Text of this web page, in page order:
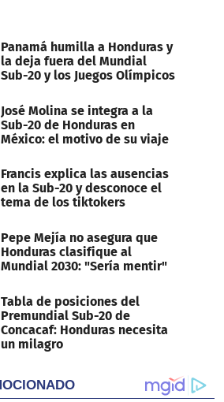
Panamá humilla a Honduras y
la deja fuera del Mundial
Sub-20 y los Juegos Olímpicos
José Molina se integra a la
Sub-20 de Honduras en
México: el motivo de su viaje
Francis explica las ausencias
en la Sub-20 y desconoce el
tema de los tiktokers
Pepe Mejía no asegura que
Honduras clasifique al
Mundial 2030: "Sería mentir"
Tabla de posiciones del
Premundial Sub-20 de
Concacaf: Honduras necesita
un milagro